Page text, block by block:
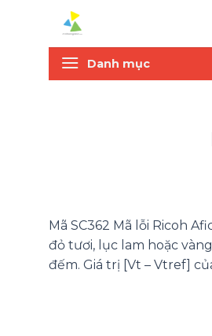
Danh mục
Mã SC362 Mã lỗi Ricoh
đỏ tươi, lục lam hoặc
đếm. Giá trị [Vt – Vtref]